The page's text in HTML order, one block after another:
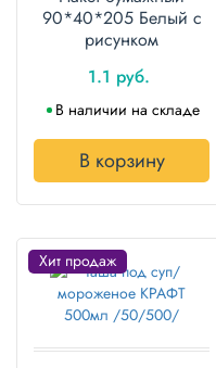
садоводов
Товары
барбекю
90*40*205 Белый с
рисунком
1.1 руб.
В наличии на складе
В корзину
Хит продаж